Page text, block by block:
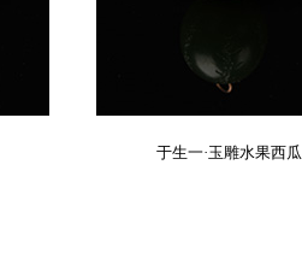
于生一·玉雕水果西瓜